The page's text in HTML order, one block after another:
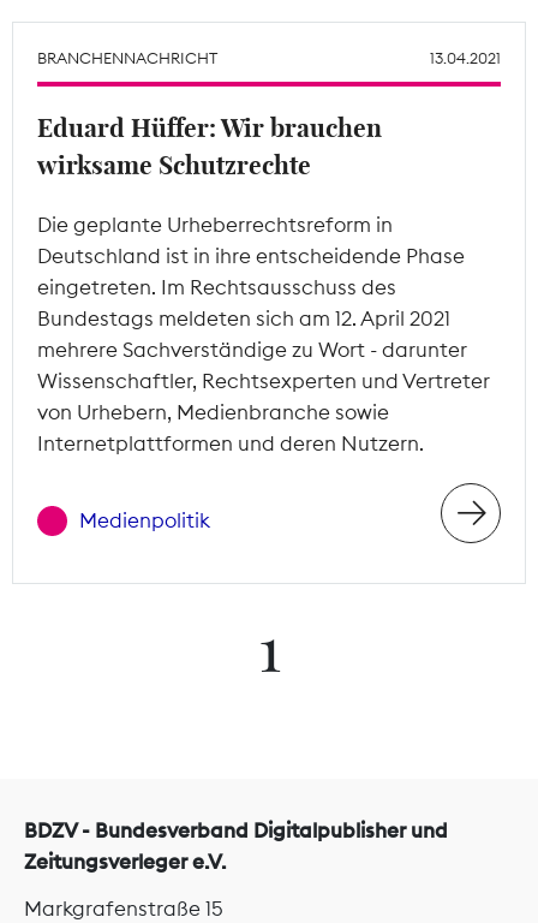
Mitgliederbereich
BRANCHENNACHRICHT 13.04.2021
Eduard Hüffer: Wir brauchen
wirksame Schutzrechte
Die geplante Urheberrechtsreform in
Deutschland ist in ihre entscheidende Phase
eingetreten. Im Rechtsausschuss des
Bundestags meldeten sich am 12. April 2021
mehrere Sachverständige zu Wort - darunter
Wissenschaftler, Rechtsexperten und Vertreter
von Urhebern, Medienbranche sowie
Internetplattformen und deren Nutzern.
Medienpolitik
1
BDZV - Bundesverband Digitalpublisher und
Zeitungsverleger e.V.
Markgrafenstraße 15